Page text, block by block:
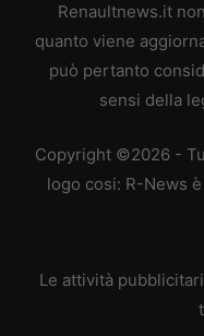
Renaultnews.it
quanto viene
può pertanto
sensi della
Copyright ©2026 -
logo cosi: R-News
Le attività